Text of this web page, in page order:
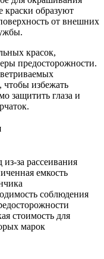
краски образуют
от внешних
красок,
предосторожности.
избежать
защитить глаза и
из-за рассеивания
емкость
соблюдения
стоимость для
марок